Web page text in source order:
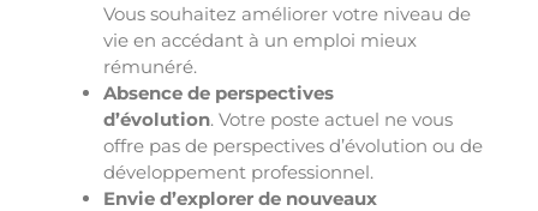
Vous souhaitez améliorer votre niveau de
vie en accédant à un emploi mieux
rémunéré.
Absence de perspectives
d’évolution. Votre poste actuel ne vous
offre pas de perspectives d’évolution ou de
développement professionnel.
Envie d’explorer de nouveaux